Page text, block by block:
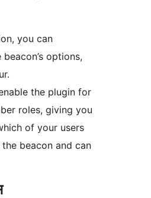
you can
options,
the plugin for
roles, giving you
of your users
beacon and can